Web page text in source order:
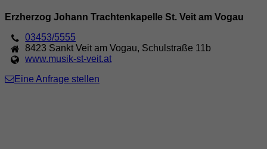
Erzherzog Johann Trachtenkapelle St. Veit am Vogau
03453/5555
8423 Sankt Veit am Vogau, Schulstraße 11b
www.musik-st-veit.at
Eine Anfrage stellen